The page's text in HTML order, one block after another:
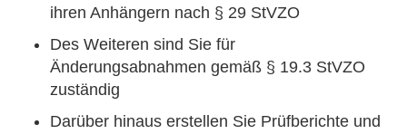
ihren Anhängern nach § 29 StVZO
Des Weiteren sind Sie für
Änderungsabnahmen gemäß § 19.3 StVZO
zuständig
Darüber hinaus erstellen Sie Prüfberichte und